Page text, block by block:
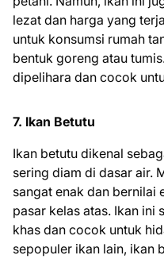
lezat dan harga yang
untuk konsumsi rumah
bentuk goreng atau
dipelihara dan cocok
7. Ikan Betutu
Ikan betutu dikenal
sering diam di dasar air.
sangat enak dan bernilai
pasar kelas atas. Ikan ini
khas dan cocok untuk
sepopuler ikan lain, ikan